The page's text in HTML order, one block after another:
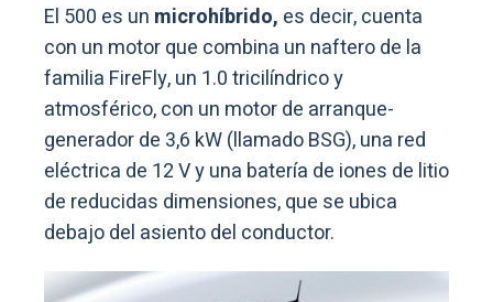
El 500 es un microhíbrido, es decir, cuenta
con un motor que combina un naftero de la
familia FireFly, un 1.0 tricilíndrico y
atmosférico, con un motor de arranque-
generador de 3,6 kW (llamado BSG), una red
eléctrica de 12 V y una batería de iones de litio
de reducidas dimensiones, que se ubica
debajo del asiento del conductor.